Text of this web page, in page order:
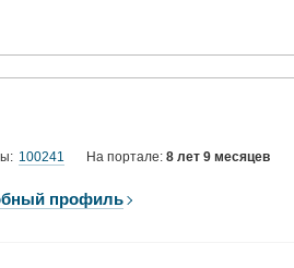
100241 На портале: 8 лет 9 месяцев
профиль